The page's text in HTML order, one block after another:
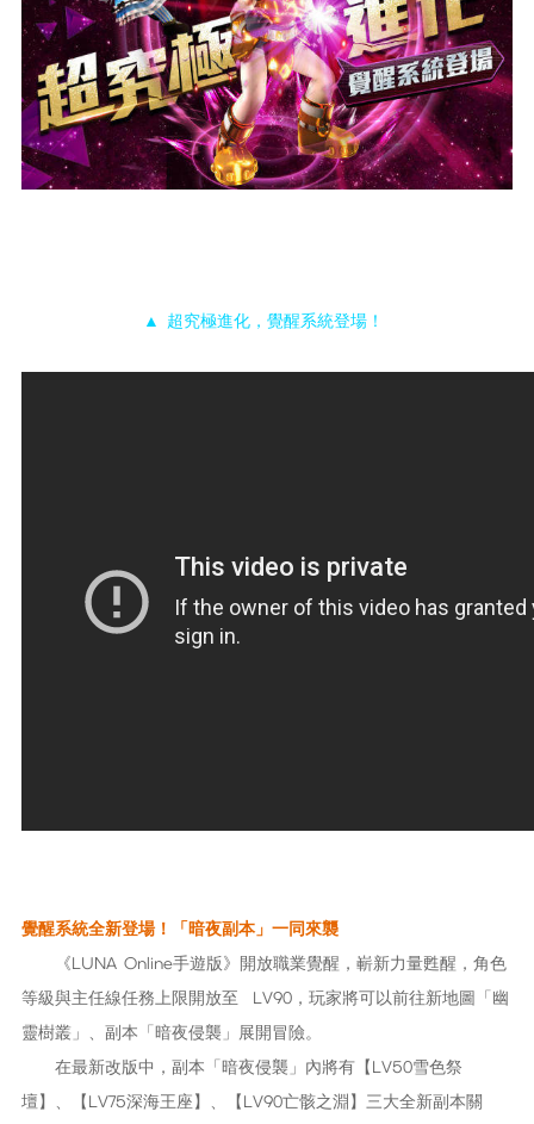
▲ 超究極進化，覺醒系統登場！
覺醒系統全新登場！「暗夜副本」一同來襲
《LUNA Online手遊版》開放職業覺醒，嶄新力量甦醒，角色
等級與主任線任務上限開放至 LV90，玩家將可以前往新地圖「幽
靈樹叢」、副本「暗夜侵襲」展開冒險。
在最新改版中，副本「暗夜侵襲」內將有【LV50雪色祭
壇】、【LV75深海王座】、【LV90亡骸之淵】三大全新副本關